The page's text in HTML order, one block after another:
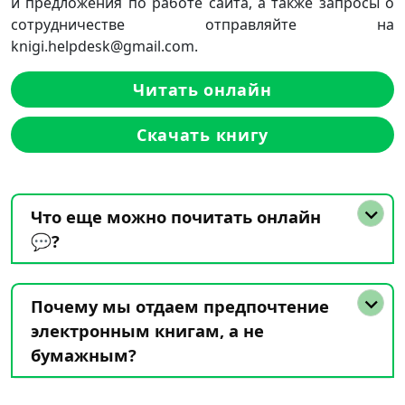
сотрудничестве отправляйте на
knigi.helpdesk@gmail.com.
Читать онлайн
Скачать книгу
Что еще можно почитать онлайн
💬?
Почему мы отдаем предпочтение
электронным книгам, а не
бумажным?